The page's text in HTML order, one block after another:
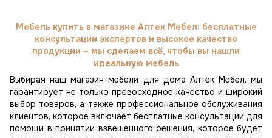
Мебель купить в магазине Алтек Мебел: бесплатные
консультации экспертов и высокое качество
продукции – мы сделаем всё, чтобы вы нашли
идеальную мебель
Выбирая наш магазин мебели для дома Алтек Мебел, мы
гарантирует не только превосходное качество и широкий
выбор товаров, а также профессиональное обслуживания
клиентов, которое включает бесплатные консультации для
помощи в принятии взвешенного решения, которое будет